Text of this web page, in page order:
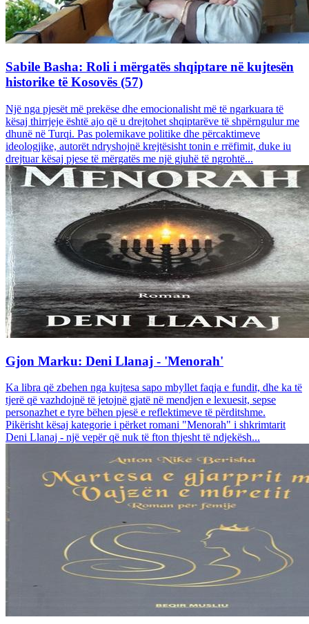
Sabile Basha: Roli i mërgatës shqiptare në kujtesën
historike të Kosovës (57)
Një nga pjesët më prekëse dhe emocionalisht më të ngarkuara të
kësaj thirrjeje është ajo që u drejtohet shqiptarëve të shpërngulur me
dhunë në Turqi. Pas polemikave politike dhe përcaktimeve
ideologjike, autorët ndryshojnë krejtësisht tonin e rrëfimit, duke iu
drejtuar kësaj pjese të mërgatës me një gjuhë të ngrohtë...
Gjon Marku: Deni Llanaj - 'Menorah'
Ka libra që zbehen nga kujtesa sapo mbyllet faqja e fundit, dhe ka të
tjerë që vazhdojnë të jetojnë gjatë në mendjen e lexuesit, sepse
personazhet e tyre bëhen pjesë e reflektimeve të përditshme.
Pikërisht kësaj kategorie i përket romani "Menorah" i shkrimtarit
Deni Llanaj - një vepër që nuk të fton thjesht të ndjekësh...